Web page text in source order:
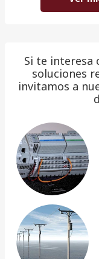
Si te interesa
soluciones
invitamos a